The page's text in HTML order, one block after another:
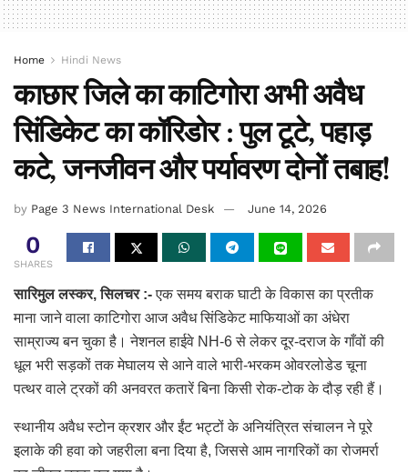
Home Hindi News
काछार जिले का काटिगोरा अभी अवैध
सिंडिकेट का कॉरिडोर : पुल टूटे, पहाड़
कटे, जनजीवन और पर्यावरण दोनों तबाह!
by Page 3 News International Desk June 14, 2026
0
SHARES
सारिमुल लस्कर, सिलचर :-एक समय बराक घाटी के विकास का प्रतीक
माना जाने वाला काटिगोरा आज अवैध सिंडिकेट माफियाओं का अंधेरा
साम्राज्य बन चुका है। नेशनल हाईवे NH-6 से लेकर दूर-दराज के गाँवों की
धूल भरी सड़कों तक मेघालय से आने वाले भारी-भरकम ओवरलोडेड चूना
पत्थर वाले ट्रकों की अनवरत कतारें बिना किसी रोक-टोक के दौड़ रही हैं।
स्थानीय अवैध स्टोन क्रशर और ईंट भट्टों के अनियंत्रित संचालन ने पूरे
इलाके की हवा को जहरीला बना दिया है, जिससे आम नागरिकों का रोजमर्रा